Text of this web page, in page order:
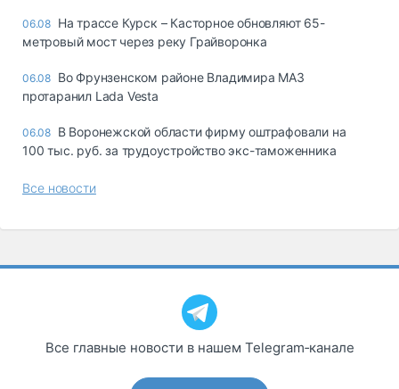
06.08 На трассе Курск – Касторное обновляют 65-
метровый мост через реку Грайворонка
06.08 Во Фрунзенском районе Владимира МАЗ
протаранил Lada Vesta
06.08 В Воронежской области фирму оштрафовали на
100 тыс. руб. за трудоустройство экс-таможенника
Все новости
Все главные новости в нашем Telegram‑канале